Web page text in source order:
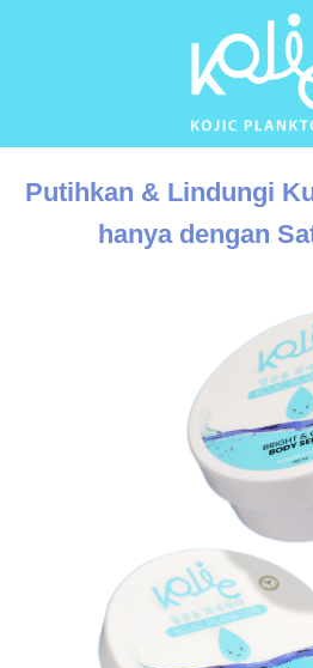
Putihkan & Lindungi
hanya dengan